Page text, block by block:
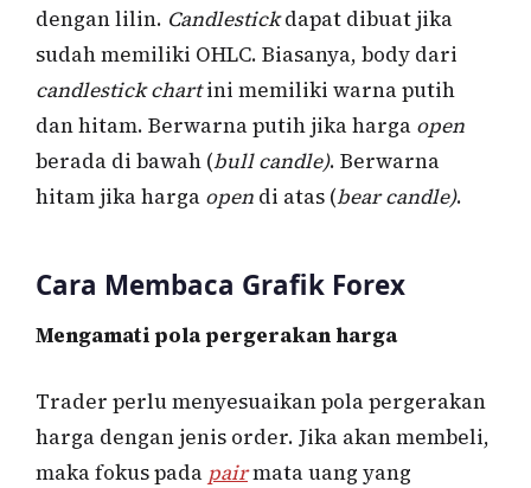
dengan lilin. Candlestickdapat dibuat jika
sudah memiliki OHLC. Biasanya, body dari
candlestick chartini memiliki warna putih
dan hitam. Berwarna putih jika harga open
berada di bawah (bull candle). Berwarna
hitam jika harga open di atas (bear candle).
Cara Membaca Grafik Forex
Mengamati pola pergerakan harga
Trader perlu menyesuaikan pola pergerakan
harga dengan jenis order. Jika akan membeli,
maka fokus pada pairmata uang yang